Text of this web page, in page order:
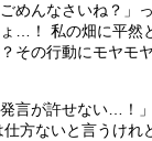
ごめんなさいね？」
…！ 私の畑に平然
その行動にモヤモ
発言が許せない…！
方ないと言うけれ